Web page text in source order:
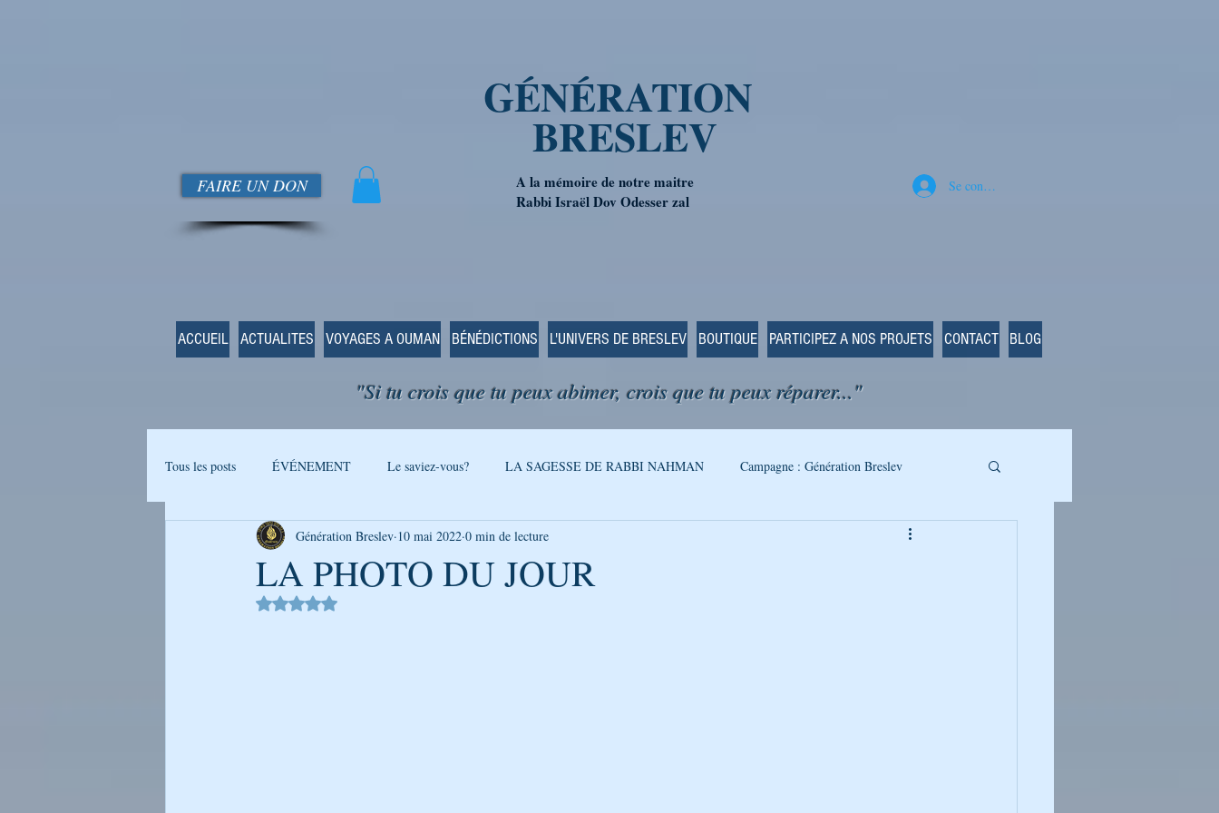
GÉNÉRATION
BRESLEV
FAIRE UN DON
A la mémoire de notre maitre
Rabbi Israël Dov Odesser zal
Se connecter
ACCUEIL ACTUALITES VOYAGES A OUMAN BÉNÉDICTIONS L'UNIVERS DE BRESLEV BOUTIQUE PARTICIPEZ A NOS PROJETS CONTACT BLOG
"Si tu crois que tu peux abimer, crois que tu peux réparer..."
Tous les posts ÉVÉNEMENT Le saviez-vous? LA SAGESSE DE RABBI NAHMAN Campagne : Génération Breslev
Actualités Breslev L'univers de Breslev SONDAGE
Ma journée avec Rabenou - Etude jou
LA PHOTO DU JOUR
Génération Breslev 10 mai 2022 0 min de lecture
Noté NaN étoiles sur 5.